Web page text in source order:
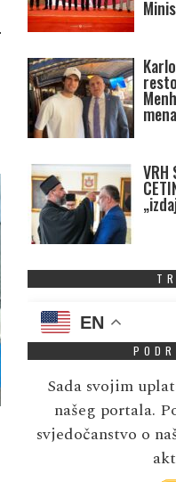
VRH
EN
Sada svojim
našeg portala.
svjedočanstvo o